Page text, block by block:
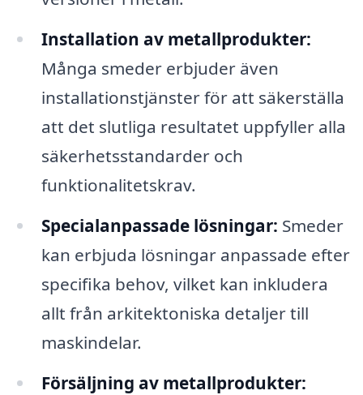
Installation av metallprodukter:
Många smeder erbjuder även
installationstjänster för att säkerställa
att det slutliga resultatet uppfyller alla
säkerhetsstandarder och
funktionalitetskrav.
Specialanpassade lösningar: Smeder
kan erbjuda lösningar anpassade efter
specifika behov, vilket kan inkludera
allt från arkitektoniska detaljer till
maskindelar.
Försäljning av metallprodukter: